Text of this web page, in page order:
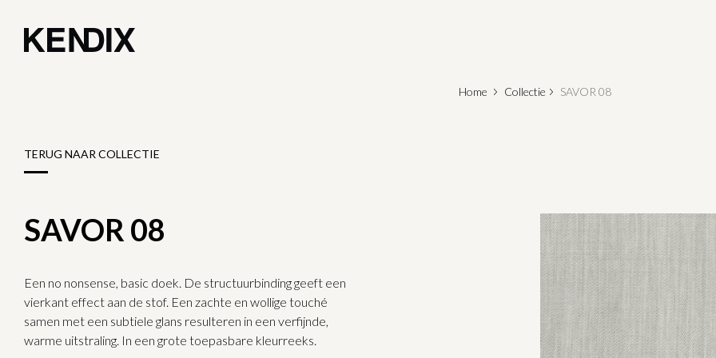
Home Collectie SAVOR 08
TERUG NAAR COLLECTIE
SAVOR 08
Een no nonsense, basic doek. De structuurbinding geeft een
vierkant effect aan de stof. Een zachte en wollige touché
samen met een subtiele glans resulteren in een verfijnde,
warme uitstraling. In een grote toepasbare kleurreeks.